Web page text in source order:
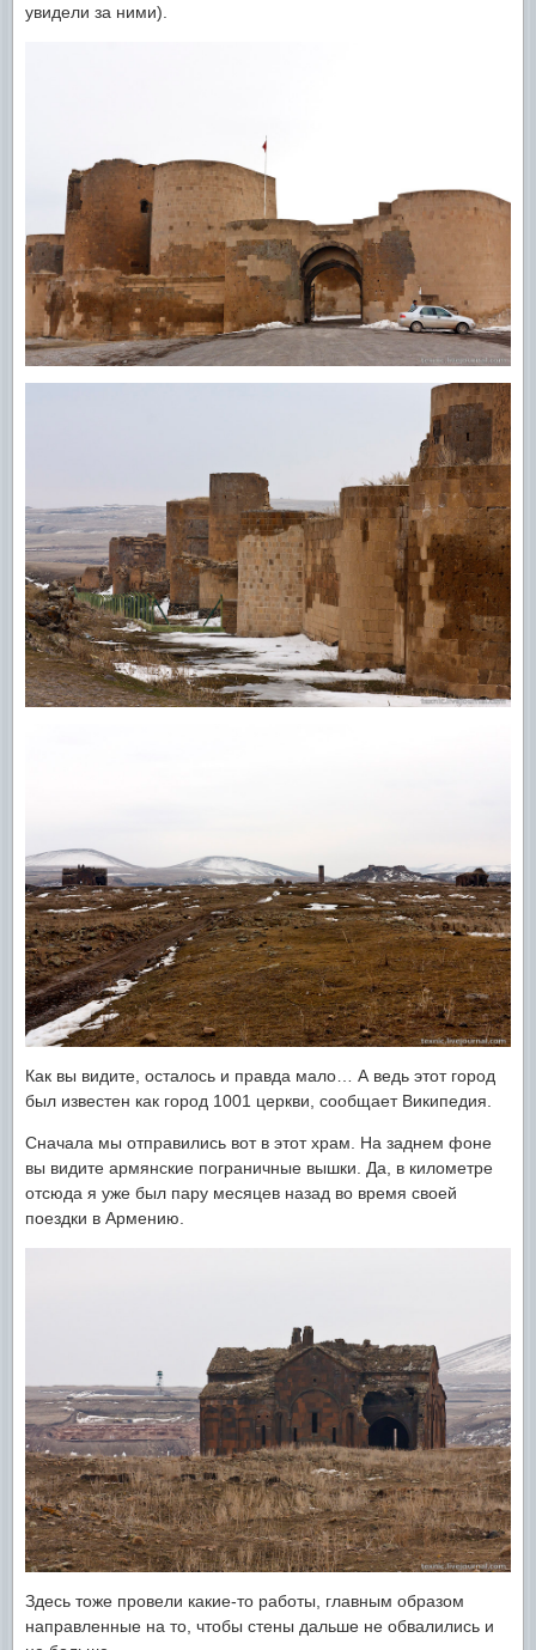
увидели за ними).
Как вы видите, осталось и правда мало… А ведь этот город
был известен как город 1001 церкви, сообщает Википедия.
Сначала мы отправились вот в этот храм. На заднем фоне
вы видите армянские пограничные вышки. Да, в километре
отсюда я уже был пару месяцев назад во время своей
поездки в Армению.
Здесь тоже провели какие-то работы, главным образом
направленные на то, чтобы стены дальше не обвалились и